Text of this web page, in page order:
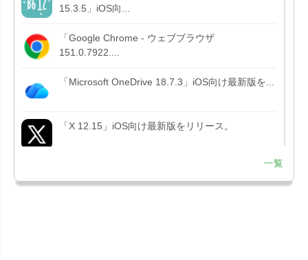
15.3.5」iOS向...
「Google Chrome - ウェブブラウザ
151.0.7922....
「Microsoft OneDrive 18.7.3」iOS向け最新版を...
「X 12.15」iOS向け最新版をリリース。
Liguid G...
一覧